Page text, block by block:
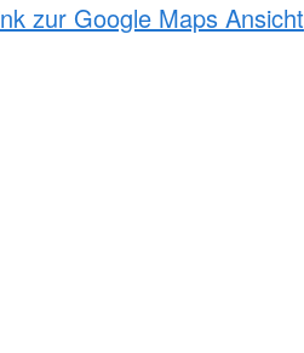
zur Google Maps Ansicht